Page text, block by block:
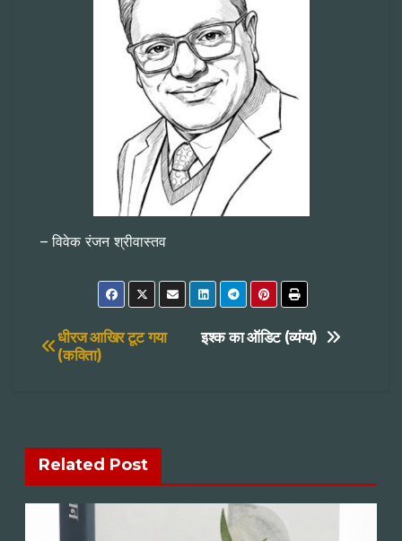
– विवेक रंजन श्रीवास्तव
Post
इश्क का ऑडिट (व्यंग्य)
धीरज आखिर टूट गया
(कविता)
Related Post